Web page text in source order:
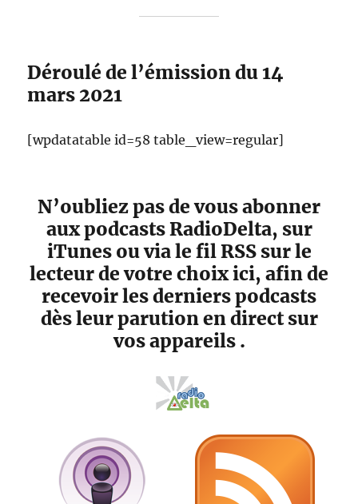
Déroulé de l’émission du 14
mars 2021
[wpdatatable id=58 table_view=regular]
N’oubliez pas de vous abonner
aux podcasts RadioDelta, sur
iTunes ou via le fil RSS sur le
lecteur de votre choix ici, afin de
recevoir les derniers podcasts
dès leur parution en direct sur
vos appareils .